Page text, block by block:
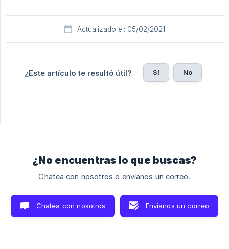
Actualizado el: 05/02/2021
¿Este artículo te resultó útil? Sí No
¿No encuentras lo que buscas?
Chatea con nosotros o envíanos un correo.
Chatea con nosotros Envíanos un correo